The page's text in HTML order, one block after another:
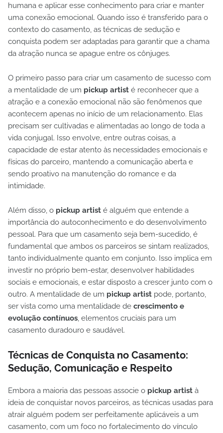
humana e aplicar esse conhecimento para criar e manter
uma conexão emocional. Quando isso é transferido para o
contexto do casamento, as técnicas de sedução e
conquista podem ser adaptadas para garantir que a chama
da atração nunca se apague entre os cônjuges.
O primeiro passo para criar um casamento de sucesso com
a mentalidade de um pickup artist é reconhecer que a
atração e a conexão emocional não são fenômenos que
acontecem apenas no início de um relacionamento. Elas
precisam ser cultivadas e alimentadas ao longo de toda a
vida conjugal. Isso envolve, entre outras coisas, a
capacidade de estar atento às necessidades emocionais e
físicas do parceiro, mantendo a comunicação aberta e
sendo proativo na manutenção do romance e da
intimidade.
Além disso, o pickup artist é alguém que entende a
importância do autoconhecimento e do desenvolvimento
pessoal. Para que um casamento seja bem-sucedido, é
fundamental que ambos os parceiros se sintam realizados,
tanto individualmente quanto em conjunto. Isso implica em
investir no próprio bem-estar, desenvolver habilidades
sociais e emocionais, e estar disposto a crescer junto com o
outro. A mentalidade de um pickup artist pode, portanto,
ser vista como uma mentalidade de crescimento e
evolução contínuos , elementos cruciais para um
casamento duradouro e saudável.
Técnicas de Conquista no Casamento:
Sedução, Comunicação e Respeito
Embora a maioria das pessoas associe o pickup artist à
ideia de conquistar novos parceiros, as técnicas usadas para
atrair alguém podem ser perfeitamente aplicáveis a um
casamento, com um foco no fortalecimento do vínculo